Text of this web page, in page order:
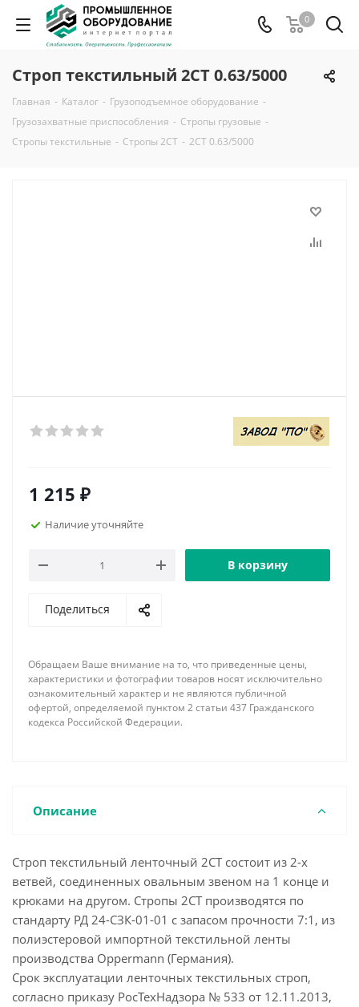
0
Строп текстильный 2СТ 0.63/5000
Главная - Каталог - Грузоподъемное оборудование -
Грузозахватные приспособления - Стропы грузовые -
Стропы текстильные - Стропы 2СТ - 2СТ 0.63/5000
1 215 ₽
Наличие уточняйте
В корзину
Поделиться
Обращаем Ваше внимание на то, что приведенные цены,
характеристики и фотографии товаров носят исключительно
ознакомительный характер и не являются публичной
офертой, определяемой пунктом 2 статьи 437 Гражданского
кодекса Российской Федерации.
Описание
Строп текстильный ленточный 2СТ состоит из 2-х
ветвей, соединенных овальным звеном на 1 конце и
крюками на другом. Стропы 2СТ производятся по
стандарту РД 24-СЗК-01-01 с запасом прочности 7:1, из
полиэстеровой импортной текстильной ленты
производства Oppermann (Германия).
Срок эксплуатации ленточных текстильных строп,
согласно приказу РосТехНадзора № 533 от 12.11.2013,